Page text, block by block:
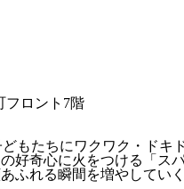
フロント7階
もたちにワクワク・ド
好奇心に火をつける「ス
ふれる瞬間を増やしてい